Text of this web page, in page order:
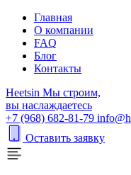
Главная
О компании
FAQ
Блог
Контакты
Heetsin Мы строим,
вы наслаждаетесь
+7 (968) 682-81-79
Оставить заявку